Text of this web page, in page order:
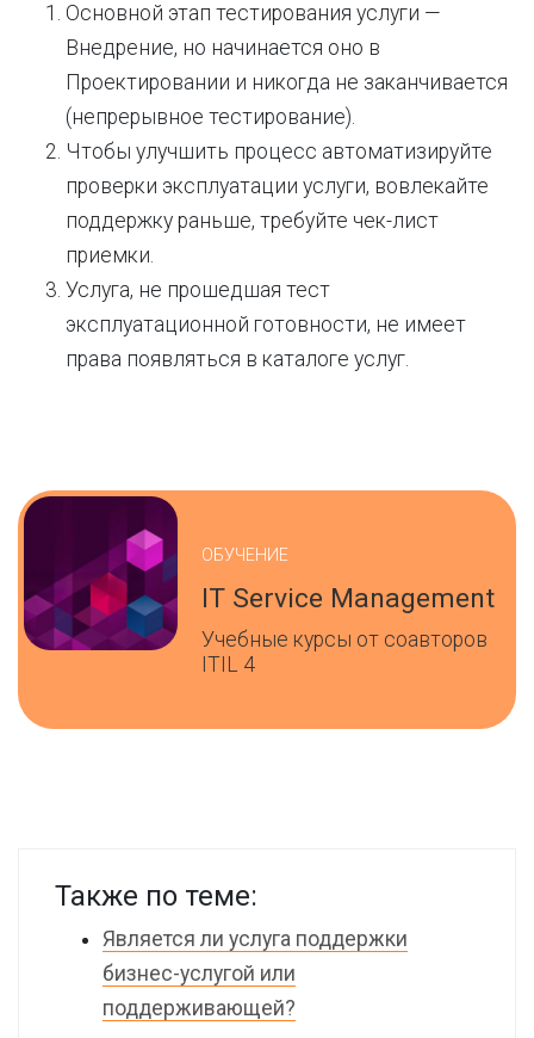
Основной этап тестирования услуги —
Внедрение, но начинается оно в
Проектировании и никогда не заканчивается
(непрерывное тестирование).
Чтобы улучшить процесс автоматизируйте
проверки эксплуатации услуги, вовлекайте
поддержку раньше, требуйте чек-лист
приемки.
Услуга, не прошедшая тест
эксплуатационной готовности, не имеет
права появляться в каталоге услуг.
ОБУЧЕНИЕ
IT Service Management
Учебные курсы от соавторов
ITIL 4
Также по теме:
Является ли услуга поддержки
бизнес-услугой или
поддерживающей?